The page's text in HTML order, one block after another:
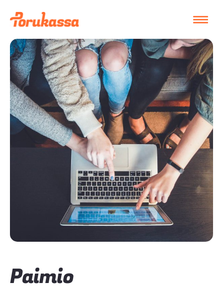
Paimio